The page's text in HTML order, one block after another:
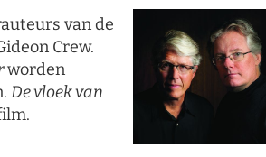
van de
Crew.
worden
De vloek van